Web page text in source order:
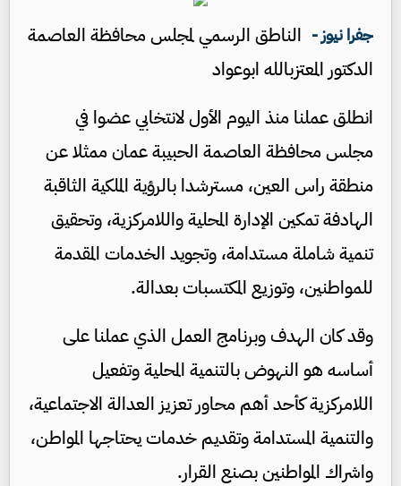
جفرا نيوز - الناطق الرسمي لمجلس محافظة العاصمة
الدكتور المعتزبالله ابوعواد
انطلق عملنا منذ اليوم الأول لانتخابي عضوا في
مجلس محافظة العاصمة الحبيبة عمان ممثلا عن
منطقة راس العين، مسترشدا بالرؤية الملكية الثاقبة
الهادفة تمكين الإدارة المحلية واللامركزية، وتحقيق
تنمية شاملة مستدامة، وتجويد الخدمات المقدمة
للمواطنين، وتوزيع المكتسبات بعدالة.
وقد كان الهدف وبرنامج العمل الذي عملنا على
أساسه هو النهوض بالتنمية المحلية وتفعيل
اللامركزية كأحد أهم محاور تعزيز العدالة الاجتماعية،
والتنمية المستدامة وتقديم خدمات يحتاجها المواطن،
واشراك المواطنين بصنع القرار.